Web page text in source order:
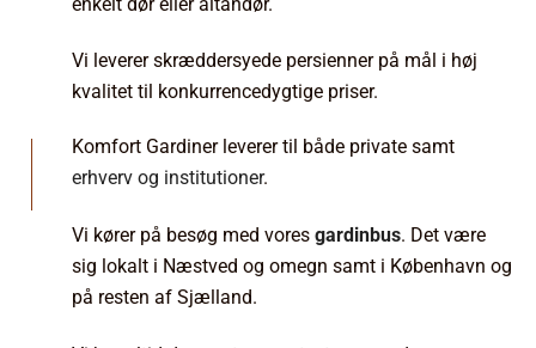
Vi leverer skræddersyede persienner på mål i høj
kvalitet til konkurrencedygtige priser.
Komfort Gardiner leverer til både private samt
erhverv og institutioner.
Vi kører på besøg med vores gardinbus. Det være
sig lokalt i Næstved og omegn samt i København og
på resten af Sjælland.